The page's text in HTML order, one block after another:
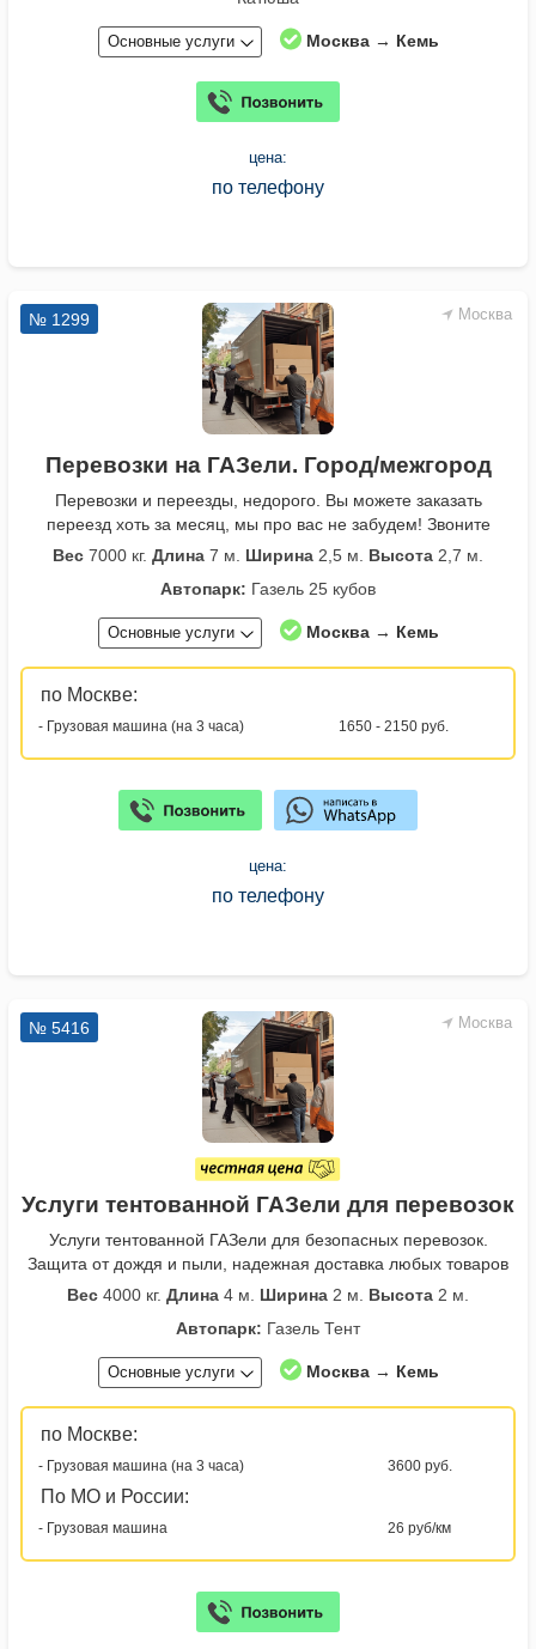
Основные услуги Москва → Кемь
цена:
по телефону
Москва
№ 1299
Перевозки на ГАЗели. Город/межгород
Перевозки и переезды, недорого. Вы можете заказать
переезд хоть за месяц, мы про вас не забудем! Звоните
Вес 7000 кг. Длина 7 м. Ширина 2,5 м. Высота 2,7 м.
Автопарк: Газель 25 кубов
Основные услуги Москва → Кемь
по Москве:
- Грузовая машина (на 3 часа) 1650 - 2150 руб.
цена:
по телефону
Москва
№ 5416
Услуги тентованной ГАЗели для перевозок
Услуги тентованной ГАЗели для безопасных перевозок.
Защита от дождя и пыли, надежная доставка любых товаров
Вес 4000 кг. Длина 4 м. Ширина 2 м. Высота 2 м.
Автопарк: Газель Тент
Основные услуги Москва → Кемь
по Москве:
- Грузовая машина (на 3 часа) 3600 руб.
По МО и России:
- Грузовая машина 26 руб/км